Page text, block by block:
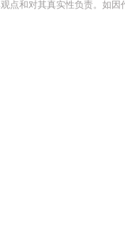
点和对其真实性负责。如